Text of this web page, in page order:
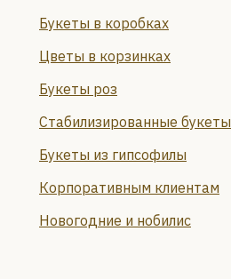
Букеты в коробках
Цветы в корзинках
Букеты роз
Стабилизированные букеты
Букеты из гипсофилы
Корпоративным клиентам
Новогодние и нобилис